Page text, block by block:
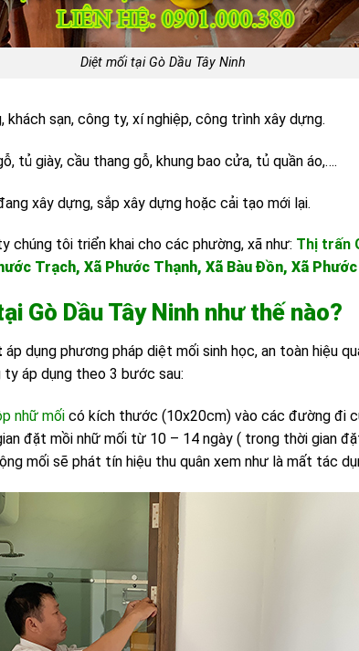
Diệt mối tại Gò Dầu Tây Ninh
khách sạn, công ty, xí nghiệp, công trình xây dựng.
tủ giày, cầu thang gỗ, khung bao cửa, tủ quần áo,….
xây dựng, sắp xây dựng hoặc cải tạo mới lại.
chúng tôi triển khai cho các phường, xã như: Thị trấn
Trạch, Xã Phước Thạnh, Xã Bàu Đồn, Xã
Gò Dầu Tây Ninh như thế nào?
áp dụng phương pháp diệt mối sinh học, an toàn hiệu
áp dụng theo 3 bước sau:
nhữ mối có kích thước (10x20cm) vào các đường đi
đặt mồi nhữ mối từ 10 – 14 ngày ( trong thời gian
mối sẽ phát tín hiệu thu quân xem như là mất tác